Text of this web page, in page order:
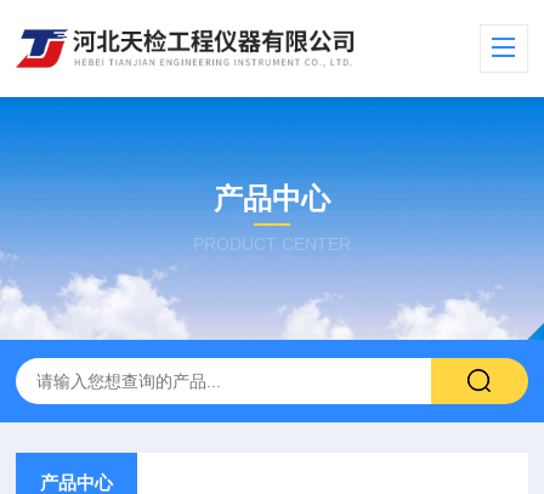
产品中心
PRODUCT CENTER
产品中心